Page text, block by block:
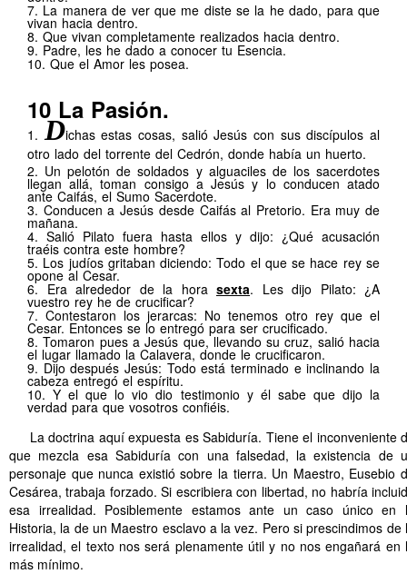
7. La manera de ver que me diste se la he dado, para que
vivan hacia dentro.
8. Que vivan completamente realizados hacia dentro.
9. Padre, les he dado a conocer tu Esencia.
10. Que el Amor les posea.
10 La Pasión.
1. Dichas estas cosas, salió Jesús con sus discípulos al
otro lado del torrente del Cedrón, donde había un huerto.
2. Un pelotón de soldados y alguaciles de los sacerdotes
llegan allá, toman consigo a Jesús y lo conducen atado
ante Caifás, el Sumo Sacerdote.
3. Conducen a Jesús desde Caifás al Pretorio. Era muy de
mañana.
4. Salió Pilato fuera hasta ellos y dijo: ¿Qué acusación
traéis contra este hombre?
5. Los judíos gritaban diciendo: Todo el que se hace rey se
opone al Cesar.
6. Era alrededor de la hora sexta. Les dijo Pilato: ¿A
vuestro rey he de crucificar?
7. Contestaron los jerarcas: No tenemos otro rey que el
Cesar. Entonces se lo entregó para ser crucificado.
8.Tomaron pues a Jesús que, llevando su cruz, salió hacia
el lugar llamado la Calavera, donde le crucificaron.
9. Dijo después Jesús: Todo está terminado e inclinando la
cabeza entregó el espíritu.
10.Y el que lo vio dio testimonio y él sabe que dijo la
verdad para que vosotros confiéis.
La doctrina aquí expuesta es Sabiduría. Tiene el inconveniente
que mezcla esa Sabiduría con una falsedad, la existencia de
personaje que nunca existió sobre la tierra. Un Maestro, Eusebio
Cesárea, trabaja forzado. Si escribiera con libertad, no habría
esa irrealidad. Posiblemente estamos ante un caso único en
Historia, la de un Maestro esclavo a la vez. Pero si prescindimos de
irrealidad, el texto nos será plenamente útil y no nos engañará en
más mínimo.